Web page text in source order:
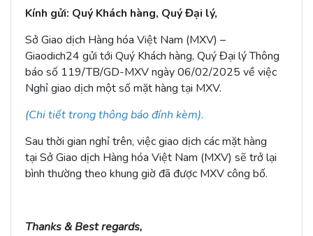
Kính gửi: Quý Khách hàng, Quý Đại lý,
Sở Giao dịch Hàng hóa Việt Nam (MXV) –
Giaodich24 gửi tới Quý Khách hàng, Quý Đại lý Thông
báo số 119/TB/GD-MXV ngày 06/02/2025 về việc
Nghỉ giao dịch một số mặt hàng tại MXV.
(Chi tiết trong thông báo đính kèm).
Sau thời gian nghỉ trên, việc giao dịch các mặt hàng
tại Sở Giao dịch Hàng hóa Việt Nam (MXV) sẽ trở lại
bình thường theo khung giờ đã được MXV công bố.
Thanks & Best regards,